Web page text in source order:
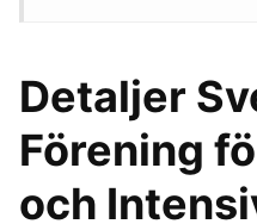
Detaljer
Förening
och